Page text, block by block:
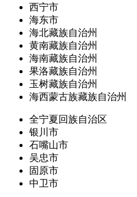
西宁市
海东市
海北藏族自治州
黄南藏族自治州
海南藏族自治州
果洛藏族自治州
玉树藏族自治州
海西蒙古族藏族自治州
全宁夏回族自治区
银川市
石嘴山市
吴忠市
固原市
中卫市